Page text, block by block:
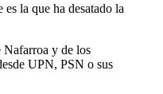
la que ha desatado la
Nafarroa y de los
UPN, PSN o sus